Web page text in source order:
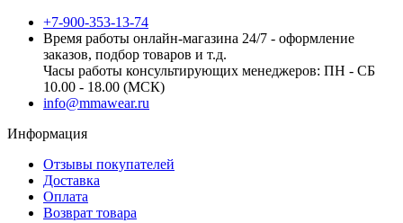
+7-900-353-13-74
Время работы онлайн-магазина 24/7 - оформление
заказов, подбор товаров и т.д.
Часы работы консультирующих менеджеров: ПН - СБ
10.00 - 18.00 (МСК)
info@mmawear.ru
Информация
Отзывы покупателей
Доставка
Оплата
Возврат товара